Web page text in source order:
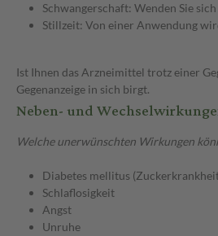
Schwangerschaft: Wenden Sie
Stillzeit: Von einer Anwendung
Ist Ihnen das Arzneimittel trotz einer
Gegenanzeige in sich birgt.
Neben- und
Welche unerwünschten Wirkungen
Diabetes mellitus
Schlaflosigkeit
Angst
Unruhe